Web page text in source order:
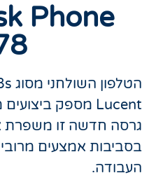
Phone
Lucent מספק ביצועים משופרים ועיצוב חדשני.
בסביבות אמצעים
העבודה.